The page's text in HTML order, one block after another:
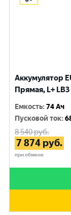
Аккумулятор
Прямая, L+ LB3
Емкость:74 Ач
Пусковой ток:
8 540руб.
7 874 руб.
при обмене